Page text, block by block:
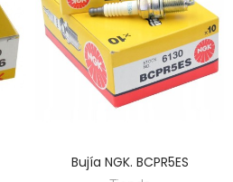
DESCUBRE
Bujía NGK. BCPR5ES